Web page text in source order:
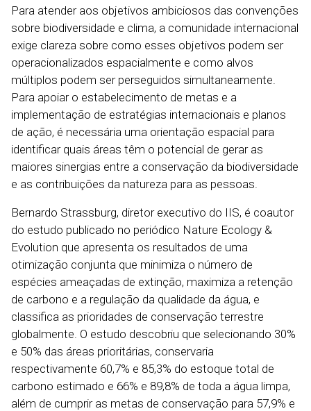
Para atender aos objetivos ambiciosos das convenções
sobre biodiversidade e clima, a comunidade internacional
exige clareza sobre como esses objetivos podem ser
operacionalizados espacialmente e como alvos
múltiplos podem ser perseguidos simultaneamente.
Para apoiar o estabelecimento de metas e a
implementação de estratégias internacionais e planos
de ação, é necessária uma orientação espacial para
identificar quais áreas têm o potencial de gerar as
maiores sinergias entre a conservação da biodiversidade
e as contribuições da natureza para as pessoas.
Bernardo Strassburg, diretor executivo do IIS, é coautor
do estudo publicado no periódico Nature Ecology &
Evolution que apresenta os resultados de uma
otimização conjunta que minimiza o número de
espécies ameaçadas de extinção, maximiza a retenção
de carbono e a regulação da qualidade da água, e
classifica as prioridades de conservação terrestre
globalmente. O estudo descobriu que selecionando 30%
e 50% das áreas prioritárias, conservaria
respectivamente 60,7% e 85,3% do estoque total de
carbono estimado e 66% e 89,8% de toda a água limpa,
além de cumprir as metas de conservação para 57,9% e